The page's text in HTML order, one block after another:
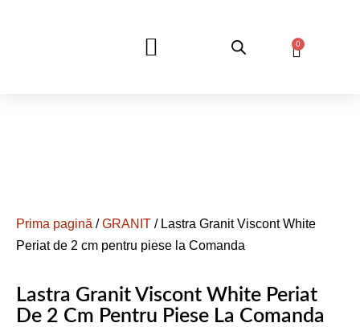
0
Prima pagină /GRANIT / Lastra Granit Viscont White
Periat de 2 cm pentru piese la Comanda
Lastra Granit Viscont White Periat
De 2 Cm Pentru Piese La Comanda